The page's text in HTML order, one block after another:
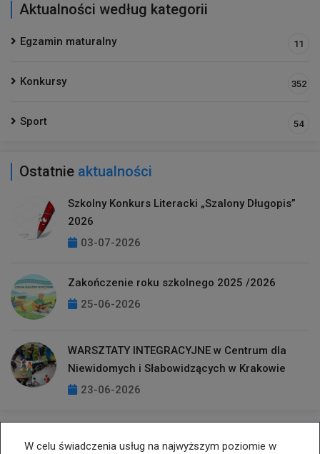
W celu świadczenia usług na najwyższym poziomie w
Aktualności według kategorii
Egzamin maturalny 11
Konkursy 352
Sport 54
Ostatnie aktualności
Szkolny Konkurs Literacki „Szalony Długopis”
2026
03-07-2026
Zakończenie roku szkolnego 2025 /2026
25-06-2026
WARSZTATY INTEGRACYJNE w Centrum dla
Niewidomych i Słabowidzących w Krakowie
23-06-2026